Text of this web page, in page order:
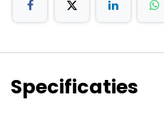
Specificaties